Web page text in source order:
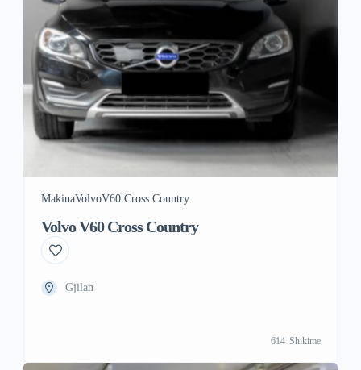
MakinaVolvoV60 Cross Country
Volvo V60 Cross Country
Gjilan
614 Shikime